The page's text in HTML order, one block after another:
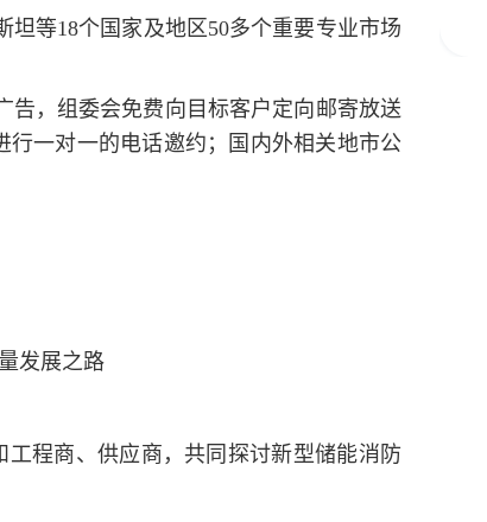
等18个国家及地区50多个重要专业市场
告，组委会免费向目标客户定向邮寄放送
行一对一的电话邀约；国内外相关地市公
发展之路
程商、供应商，共同探讨新型储能消防